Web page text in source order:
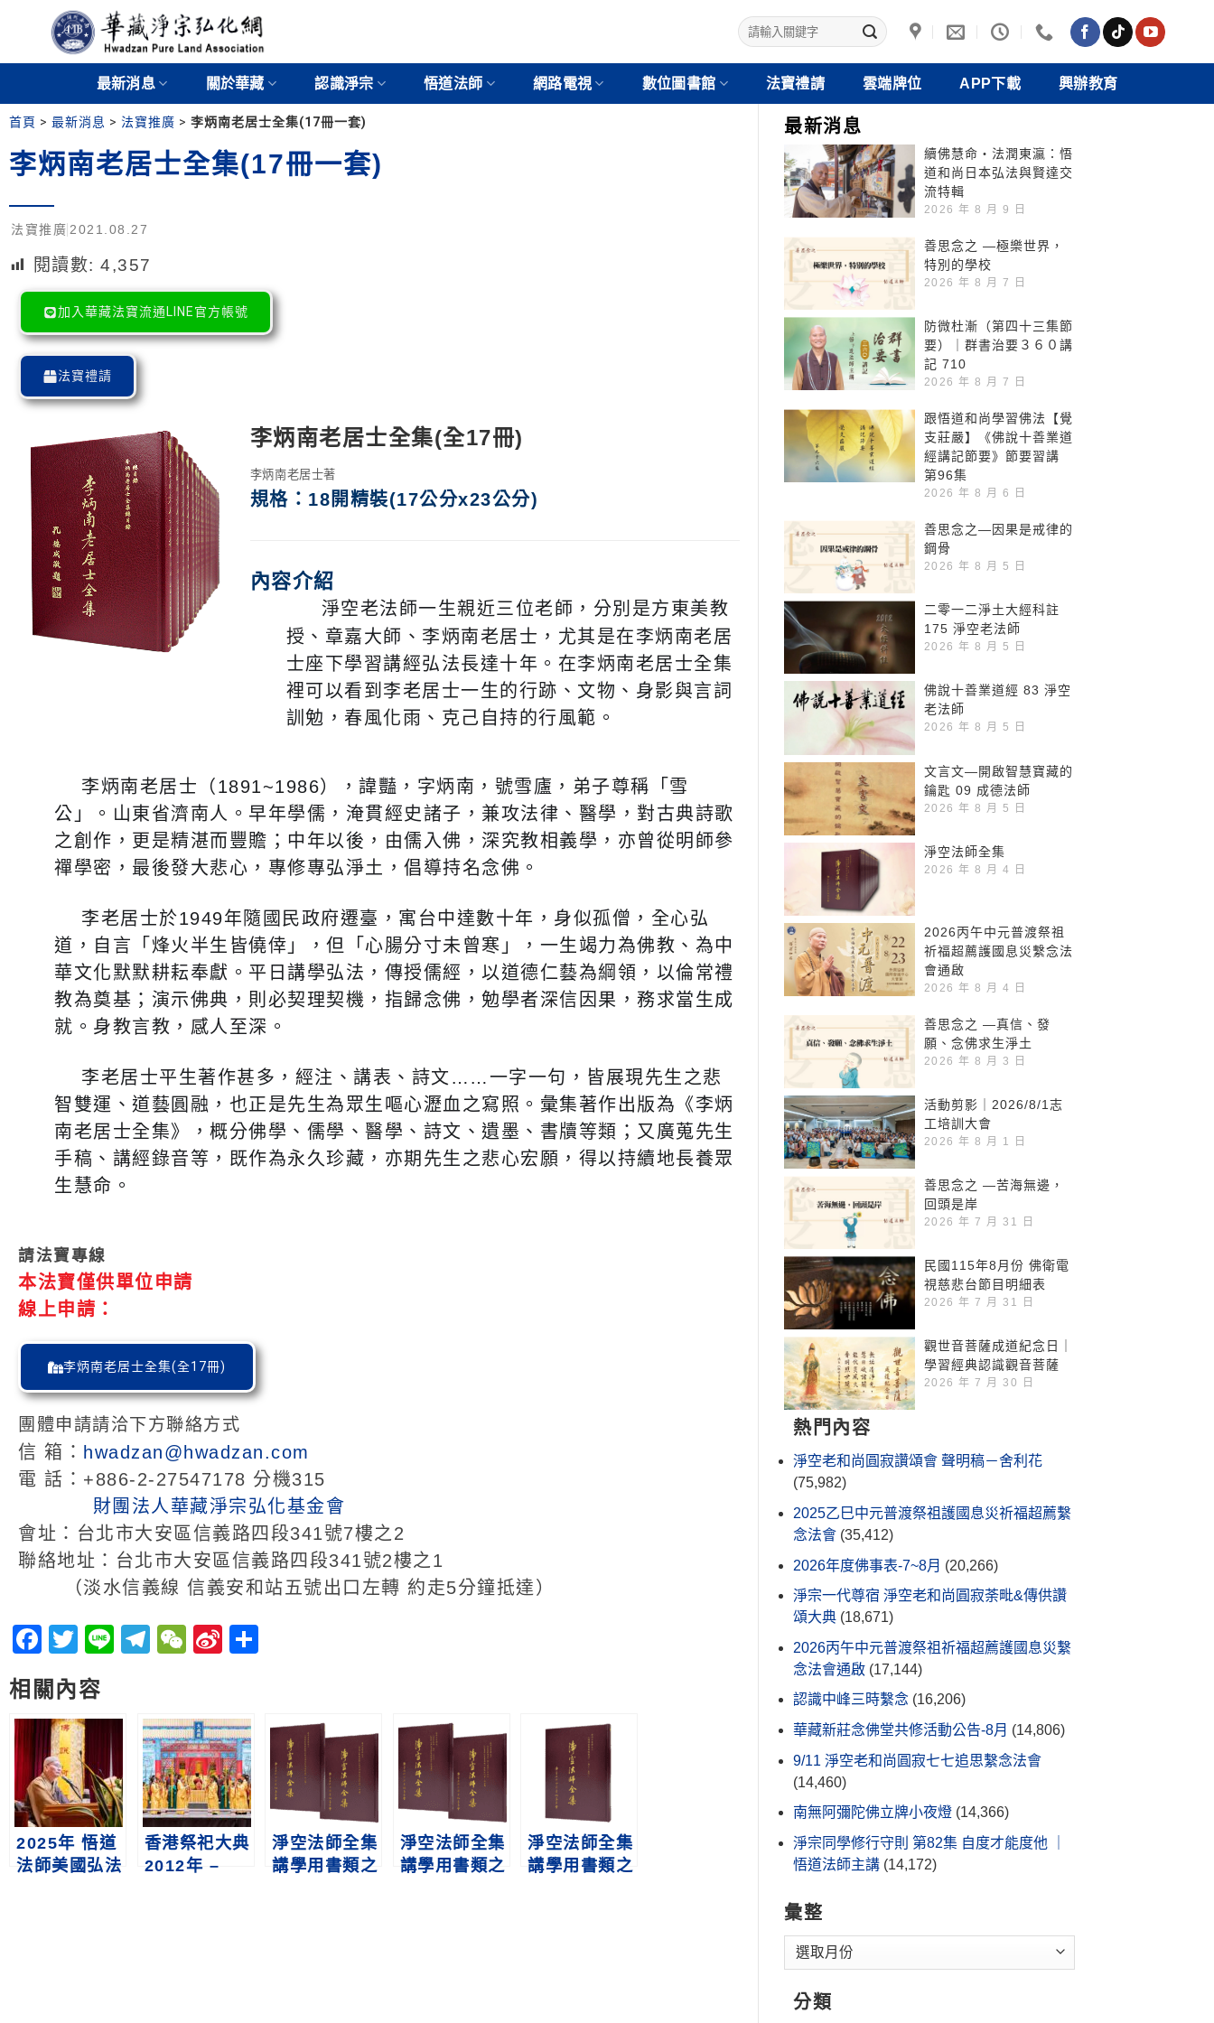
最新消息 關於華藏 認識淨宗 悟道法師 網路電視 數位圖書館 法寶禮請 雲端牌位 APP下載 興辦教育
首頁 > 最新消息 > 法寶推廣 > 李炳南老居士全集(17冊一套)
李炳南老居士全集(17冊一套)
法寶推廣 2021.08.27
閱讀數: 4,357
加入華藏法寶流通LINE官方帳號
法寶禮請
李炳南老居士全集(全17冊)
李炳南老居士著
規格 ：18開精裝(17公分x23公分)
內容介紹
淨空老法師一生親近三位老師，分別是方東美教
授、章嘉大師、李炳南老居士，尤其是在李炳南老居
士座下學習講經弘法長達十年。在李炳南老居士全集
裡可以看到李老居士一生的行跡、文物、身影與言詞
訓勉，春風化雨、克己自持的行風範。
李炳南老居士（1891~1986），諱豔，字炳南，號雪廬，弟子尊稱「雪
公」。山東省濟南人。早年學儒，淹貫經史諸子，兼攻法律、醫學，對古典詩歌
之創作，更是精湛而豐贍；中年以後，由儒入佛，深究教相義學，亦曾從明師參
禪學密，最後發大悲心，專修專弘淨土，倡導持名念佛。
李老居士於1949年隨國民政府遷臺，寓台中達數十年，身似孤僧，全心弘
道，自言「烽火半生皆僥倖」，但「心腸分寸未曾寒」，一生竭力為佛教、為中
華文化默默耕耘奉獻。平日講學弘法，傳授儒經，以道德仁藝為綱領，以倫常禮
教為奠基；演示佛典，則必契理契機，指歸念佛，勉學者深信因果，務求當生成
就。身教言教，感人至深。
李老居士平生著作甚多，經注、講表、詩文……一字一句，皆展現先生之悲
智雙運、道藝圓融，也正是先生為眾生嘔心瀝血之寫照。彙集著作出版為《李炳
南老居士全集》，概分佛學、儒學、醫學、詩文、遺墨、書牘等類；又廣蒐先生
手稿、講經錄音等，既作為永久珍藏，亦期先生之悲心宏願，得以持續地長養眾
生慧命。
請法寶專線
本法寶僅供單位申請
線上申請：
李炳南老居士全集(全17冊)
團體申請請洽下方聯絡方式
信 箱： hwadzan@hwadzan.com
電 話：+886-2-27547178 分機315
財團法人華藏淨宗弘化基金會
會址：台北市大安區信義路四段341號7樓之2
聯絡地址：台北市大安區信義路四段341號2樓之1
（淡水信義線 信義安和站五號出口左轉 約走5分鐘抵達）
Facebook
Twitter
LineTelegram
WeChat
Sina
相關內容
2025年 悟道
法師美國弘法
香港祭祀大典
2012年 –
淨空法師全集
講學用書類之
淨空法師全集
講學用書類之
淨空法師全集
講學用書類之
最新消息
續佛慧命‧法潤東瀛：悟
道和尚日本弘法與賢達交
流特輯
2026 年 8 月 9 日
善思念之 —極樂世界，
特別的學校
2026 年 8 月 7 日
防微杜漸（第四十三集節
要）｜群書治要３６０講
記 710
2026 年 8 月 7 日
跟悟道和尚學習佛法【覺
支莊嚴】《佛說十善業道
經講記節要》節要習講
第96集
2026 年 8 月 6 日
善思念之—因果是戒律的
鋼骨
2026 年 8 月 5 日
二零一二淨土大經科註
175 淨空老法師
2026 年 8 月 5 日
佛說十善業道經 83 淨空
老法師
2026 年 8 月 5 日
文言文—開啟智慧寶藏的
鑰匙 09 成德法師
2026 年 8 月 5 日
淨空法師全集
2026 年 8 月 4 日
2026丙午中元普渡祭祖
祈福超薦護國息災繫念法
會通啟
2026 年 8 月 4 日
善思念之 —真信、發
願、念佛求生淨土
2026 年 8 月 3 日
活動剪影｜2026/8/1志
工培訓大會
2026 年 8 月 1 日
善思念之 —苦海無邊，
回頭是岸
2026 年 7 月 31 日
民國115年8月份 佛衛電
視慈悲台節目明細表
2026 年 7 月 31 日
觀世音菩薩成道紀念日｜
學習經典認識觀音菩薩
2026 年 7 月 30 日
熱門內容
淨空老和尚圓寂讚頌會 聲明稿－舍利花
(75,982)
2025乙巳中元普渡祭祖護國息災祈福超薦繫
念法會 (35,412)
2026年度佛事表-7~8月 (20,266)
淨宗一代尊宿 淨空老和尚圓寂荼毗&傳供讚
頌大典 (18,671)
2026丙午中元普渡祭祖祈福超薦護國息災繫
念法會通啟 (17,144)
認識中峰三時繫念 (16,206)
華藏新莊念佛堂共修活動公告-8月 (14,806)
9/11 淨空老和尚圓寂七七追思繫念法會
(14,460)
南無阿彌陀佛立牌小夜燈 (14,366)
淨宗同學修行守則 第82集 自度才能度他 ｜
悟道法師主講 (14,172)
彙整
分類